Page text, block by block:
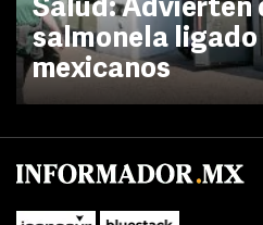
Salud: Advierten
salmonela ligado
mexicanos